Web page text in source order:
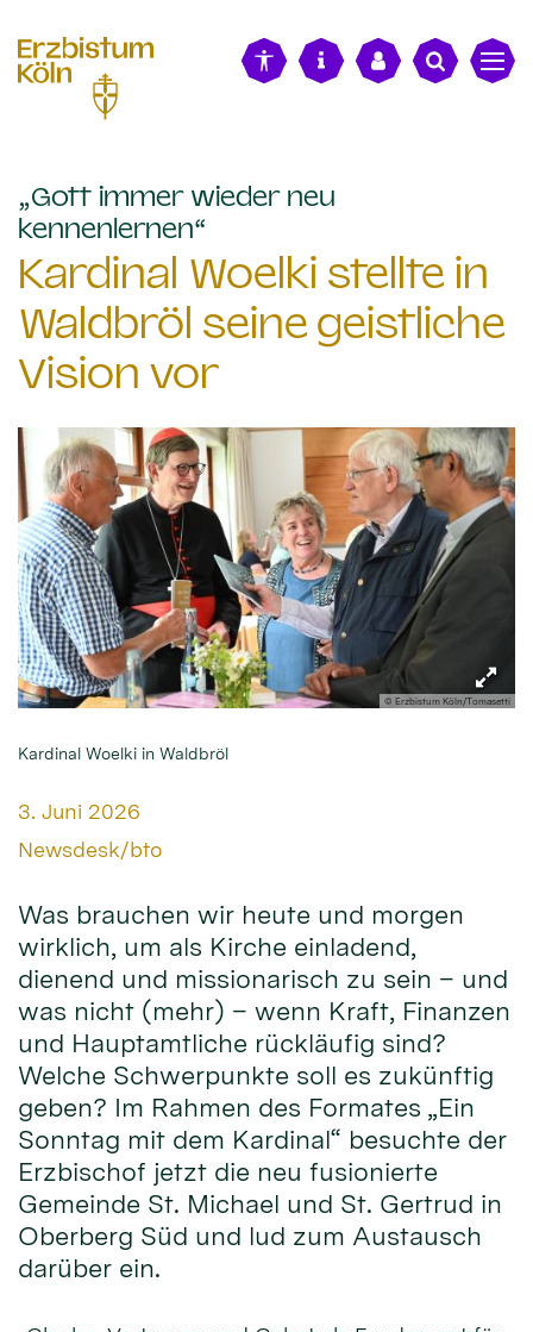
„Gott immer wieder neu
kennenlernen“
Kardinal Woelki stellte in
Waldbröl seine geistliche
Vision vor
© Erzbistum Köln/Tomasetti
Kardinal Woelki in Waldbröl
Datum:
3. Juni 2026
Von:
Newsdesk/bto
Was brauchen wir heute und morgen
wirklich, um als Kirche einladend,
dienend und missionarisch zu sein – und
was nicht (mehr) – wenn Kraft, Finanzen
und Hauptamtliche rückläufig sind?
Welche Schwerpunkte soll es zukünftig
geben? Im Rahmen des Formates „Ein
Sonntag mit dem Kardinal“ besuchte der
Erzbischof jetzt die neu fusionierte
Gemeinde St. Michael und St. Gertrud in
Oberberg Süd und lud zum Austausch
darüber ein.